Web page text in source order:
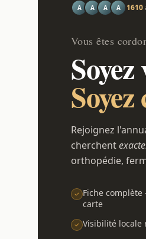
A A A A 1610
Vous êtes
Rejoignez
cherchent
orthopédie,
Fiche
carte
Visibilité locale